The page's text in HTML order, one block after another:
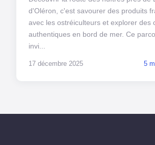
d'Oléron, c'est savourer des produits
avec les ostréiculteurs et explorer des
authentiques en bord de mer. Ce
invi...
17 décembre 2025 5